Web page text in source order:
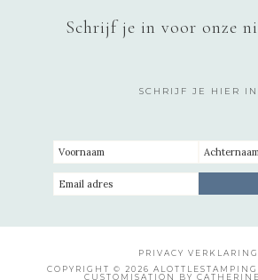
Schrijf je in voor onze
SCHRIJF JE HIER IN
PRIVACY VERKLARING
COPYRIGHT © 2026
CUSTOMISATION BY CATHERINE